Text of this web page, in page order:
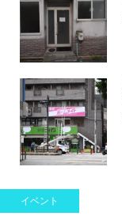
イベント